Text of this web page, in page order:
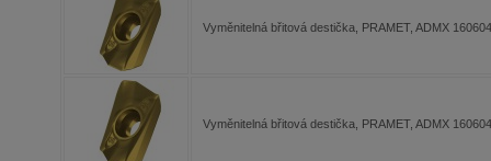
Vyměnitelná břitová destička, PRAMET, ADMX
Vyměnitelná břitová destička, PRAMET, ADMX